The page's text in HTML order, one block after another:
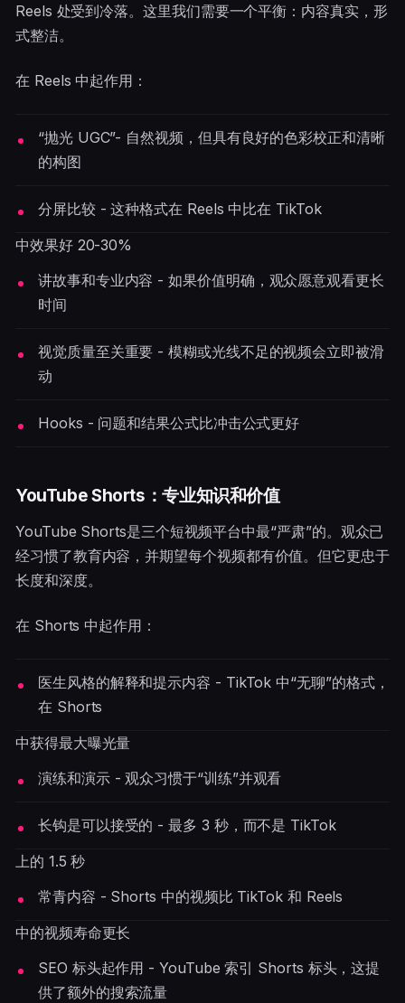
Reels 处受到冷落。这里我们需要一个平衡：内容真实，形
式整洁。
在 Reels 中起作用：
“抛光 UGC”- 自然视频，但具有良好的色彩校正和清晰
的构图
分屏比较 - 这种格式在 Reels 中比在 TikTok
中效果好 20-30%
讲故事和专业内容 - 如果价值明确，观众愿意观看更长
时间
视觉质量至关重要 - 模糊或光线不足的视频会立即被滑
动
Hooks - 问题和结果公式比冲击公式更好
YouTube Shorts：专业知识和价值
YouTube Shorts是三个短视频平台中最“严肃”的。观众已
经习惯了教育内容，并期望每个视频都有价值。但它更忠于
长度和深度。
在 Shorts 中起作用：
医生风格的解释和提示内容 - TikTok 中“无聊”的格式，
在 Shorts
中获得最大曝光量
演练和演示 - 观众习惯于“训练”并观看
长钩是可以接受的 - 最多 3 秒，而不是 TikTok
上的 1.5 秒
常青内容 - Shorts 中的视频比 TikTok 和 Reels
中的视频寿命更长
SEO 标头起作用 - YouTube 索引 Shorts 标头，这提
供了额外的搜索流量